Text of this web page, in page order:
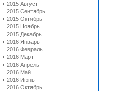
2015 Август
2015 Сентябрь
2015 Октябрь
2015 Ноябрь
2015 Декабрь
2016 Январь
2016 Февраль
2016 Март
2016 Апрель
2016 Май
2016 Июнь
2016 Октябрь